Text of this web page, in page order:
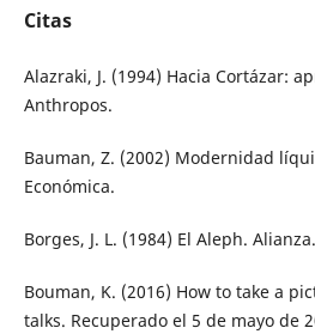
Citas
Alazraki, J. (1994) Hacia Cortázar:
Anthropos.
Bauman, Z. (2002) Modernidad
Económica.
Borges, J. L. (1984) El Aleph. Alianza.
Bouman, K. (2016) How to take a
talks. Recuperado el 5 de mayo de